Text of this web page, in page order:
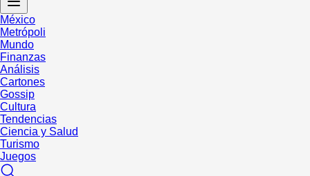
México
Metrópoli
Mundo
Finanzas
Análisis
Cartones
Gossip
Cultura
Tendencias
Ciencia y Salud
Turismo
Juegos